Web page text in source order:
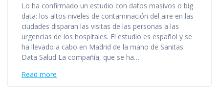
Lo ha confirmado un estudio con datos masivos o big
data: los altos niveles de contaminación del aire en las
ciudades disparan las visitas de las personas a las
urgencias de los hospitales. El estudio es español y se
ha llevado a cabo en Madrid de la mano de Sanitas
Data Salud La compañía, que se ha…
Read more